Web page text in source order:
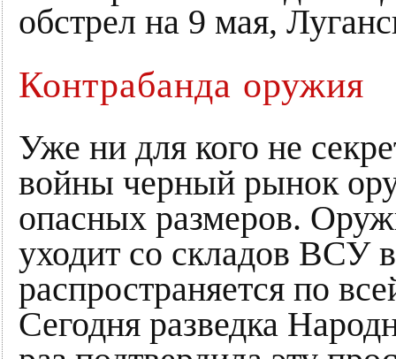
Контрабанда оружия
Уже ни для кого не
войны черный рынок
опасных размеров.
уходит со складов ВСУ
распространяется по
Сегодня разведка